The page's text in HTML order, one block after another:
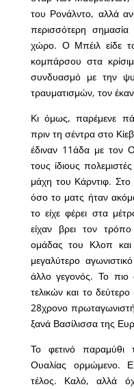
του Ρονάλντο, αλλά
περισσότερη
χώρο. Ο Μπέιλ είδε
κομπάρσου στα
συνδυασμό με την
τραυματισμών, τον
Κι όμως, παρέμενε
πριν τη σέντρα στο
έδιναν 11άδα με τον
τους ίδιους
μάχη του Κάρντιφ. Στο
όσο το ματς ήταν
το είχε φέρει στα
είχαν βρει τον
ομάδας του Κλοπ και
μεγαλύτερο
άλλο γεγονός. Το
τελικών και το
28χρονο
ξανά Βασίλισσα της
Το φετινό παραμύθι
Ουαλίας ορμώμενο.
τέλος. Καλό, αλλά